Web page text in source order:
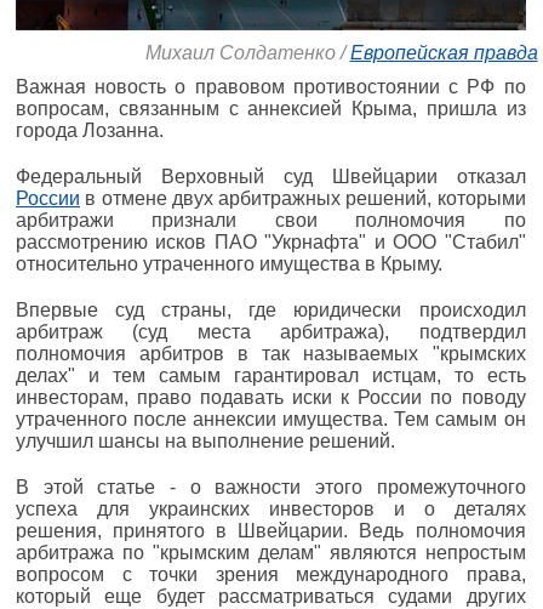
Михаил Солдатенко /Европейская правда
Важная новость о правовом противостоянии с РФ по
вопросам, связанным с аннексией Крыма, пришла из
города Лозанна.
Федеральный Верховный суд Швейцарии отказал
России в отмене двух арбитражных решений, которыми
арбитражи признали свои полномочия по
рассмотрению исков ПАО "Укрнафта" и ООО "Стабил"
относительно утраченного имущества в Крыму.
Впервые суд страны, где юридически происходил
арбитраж (суд места арбитража), подтвердил
полномочия арбитров в так называемых "крымских
делах" и тем самым гарантировал истцам, то есть
инвесторам, право подавать иски к России по поводу
утраченного после аннексии имущества. Тем самым он
улучшил шансы на выполнение решений.
В этой статье - о важности этого промежуточного
успеха для украинских инвесторов и о деталях
решения, принятого в Швейцарии. Ведь полномочия
арбитража по "крымским делам" являются непростым
вопросом с точки зрения международного права,
который еще будет рассматриваться судами других